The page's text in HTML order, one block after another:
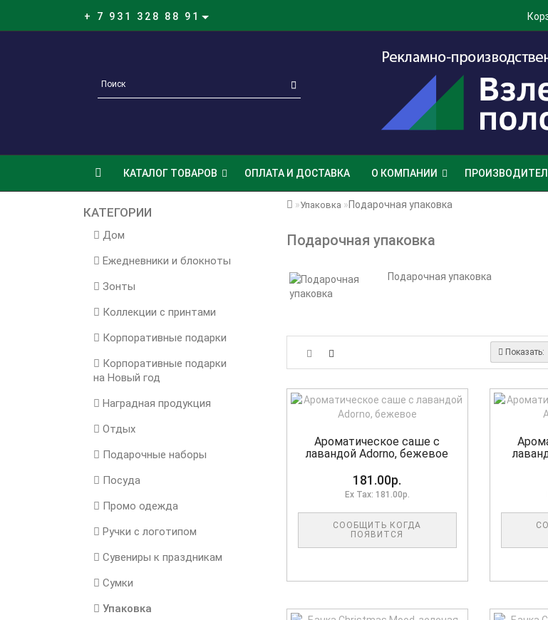
+ 7 931 328 88 91
КАТАЛОГ ТОВАРОВ ОПЛАТА И ДОСТАВКА О КОМПАНИИ
КАТЕГОРИИ
Дом
Ежедневники и блокноты
Зонты
Коллекции с принтами
Корпоративные подарки
Корпоративные подарки
на Новый год
Наградная продукция
Отдых
Подарочные наборы
Посуда
Промо одежда
Ручки с логотипом
Сувениры к праздникам
Сумки
Упаковка
Упаковка Подарочная упаковка
Подарочная упаковка
Подарочная упаковка
Показать:
Ароматическое саше с
лавандой Adorno, бежевое
181.00р.
Ex Tax: 181.00р.
СООБЩИТЬ КОГДА
ПОЯВИТСЯ